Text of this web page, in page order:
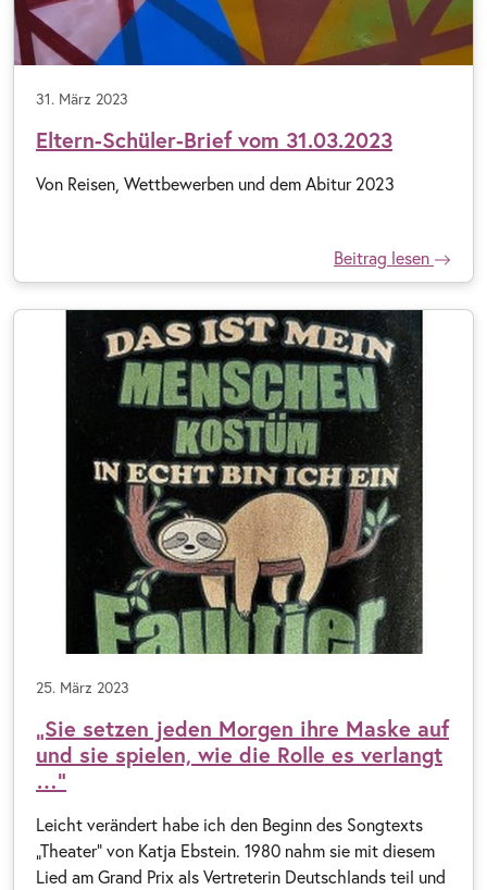
31. März 2023
Eltern-Schüler-Brief vom 31.03.2023
Von Reisen, Wettbewerben und dem Abitur 2023
Beitrag lesen
25. März 2023
„Sie setzen jeden Morgen ihre Maske auf
und sie spielen, wie die Rolle es verlangt
…“
Leicht verändert habe ich den Beginn des Songtexts
„Theater“ von Katja Ebstein. 1980 nahm sie mit diesem
Lied am Grand Prix als Vertreterin Deutschlands teil und